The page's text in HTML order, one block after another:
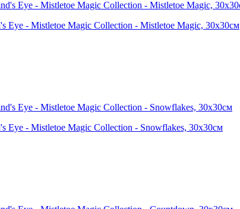
Eye - Mistletoe Magic Collection - Mistletoe Magic, 30х30см
Eye - Mistletoe Magic Collection - Snowflakes, 30х30см